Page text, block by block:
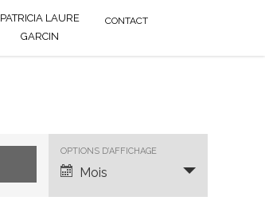
PATRICIA LAURE
GARCIN
CONTACT
Navigation
de
vues
OPTIONS D’AFFICHAGE
Mois